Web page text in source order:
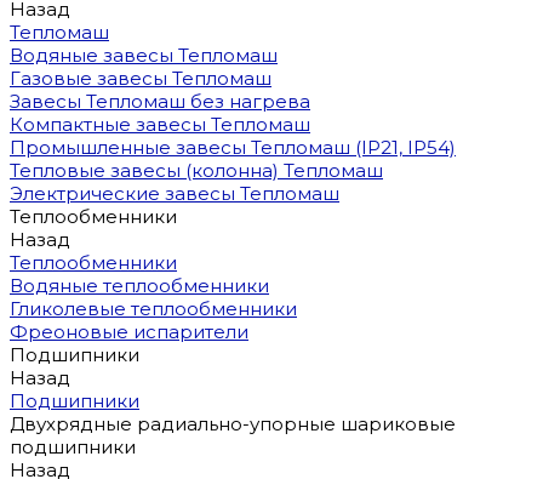
Назад
Тепломаш
Водяные завесы Тепломаш
Газовые завесы Тепломаш
Завесы Тепломаш без нагрева
Компактные завесы Тепломаш
Промышленные завесы Тепломаш (IP21, IP54)
Тепловые завесы (колонна) Тепломаш
Электрические завесы Тепломаш
Теплообменники
Назад
Теплообменники
Водяные теплообменники
Гликолевые теплообменники
Фреоновые испарители
Подшипники
Назад
Подшипники
Двухрядные радиально-упорные шариковые
подшипники
Назад